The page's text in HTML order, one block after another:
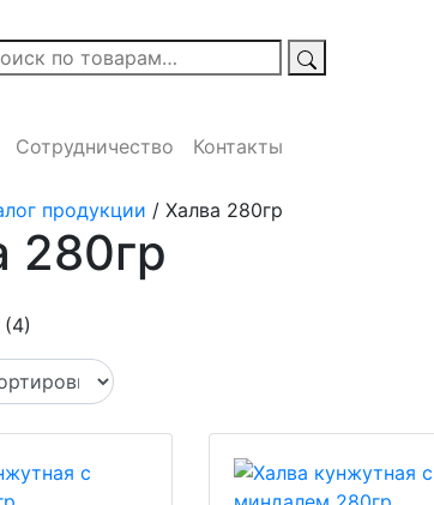
Сотрудничество Контакты
продукции / Халва 280гр
280гр